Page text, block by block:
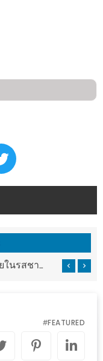
แวะมาชิลยามเย็น กับจุดเช็คอินชมวิวดอยสุเทพสุดฟิน เครื่องดื่มและอาหารครบครันที่ Pool House
#FEATURED